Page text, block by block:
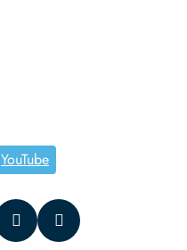
YouTube